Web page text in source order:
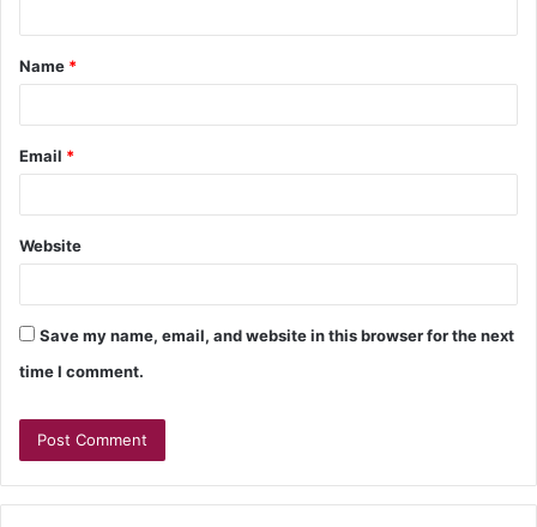
Name *
Email *
Website
Save my name, email, and website in this browser for the next
time I comment.